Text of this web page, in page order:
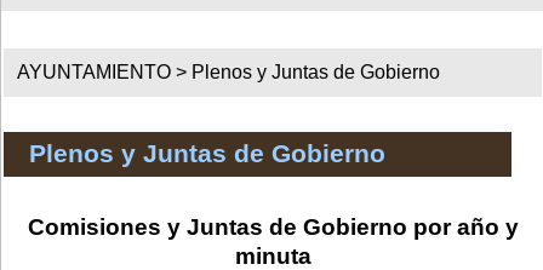
AYUNTAMIENTO > Plenos y Juntas de Gobierno
Plenos y Juntas de Gobierno
Comisiones y Juntas de Gobierno por año y
minuta